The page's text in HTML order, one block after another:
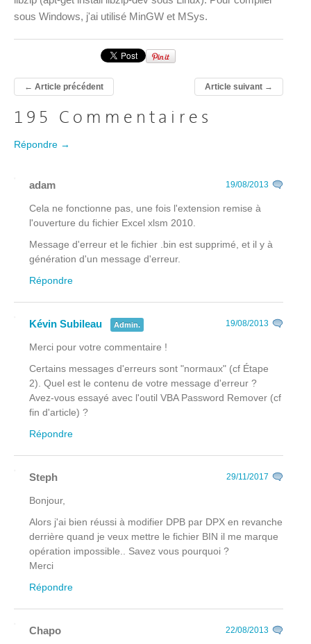
sous Windows, j'ai utilisé MinGW et MSys.
← Article précédent Article suivant→
195 Commentaires
Répondre →
adam 19/08/2013
Cela ne fonctionne pas, une fois l'extension remise à
l'ouverture du fichier Excel xlsm 2010.
Message d'erreur et le fichier .bin est supprimé, et il y à
génération d'un message d'erreur.
Répondre
Kévin Subileau Admin. 19/08/2013
Merci pour votre commentaire !
Certains messages d'erreurs sont "normaux" (cf Étape
2). Quel est le contenu de votre message d'erreur ?
Avez-vous essayé avec l'outil VBA Password Remover (cf
fin d'article) ?
Répondre
Steph 29/11/2017
Bonjour,
Alors j'ai bien réussi à modifier DPB par DPX en revanche
derrière quand je veux mettre le fichier BIN il me marque
opération impossible.. Savez vous pourquoi ?
Merci
Répondre
Chapo 22/08/2013